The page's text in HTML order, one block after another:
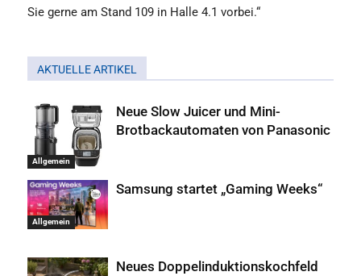
Sie gerne am Stand 109 in Halle 4.1 vorbei.“
AKTUELLE ARTIKEL
Allgemein
Neue Slow Juicer und Mini-
Brotbackautomaten von Panasonic
Allgemein
Samsung startet „Gaming Weeks“
Neues Doppelinduktionskochfeld